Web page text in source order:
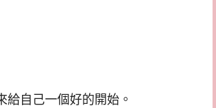
給自己一個好的開始。